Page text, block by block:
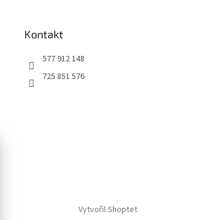
Kontakt
577 912 148
725 851 576
Vytvořil Shoptet